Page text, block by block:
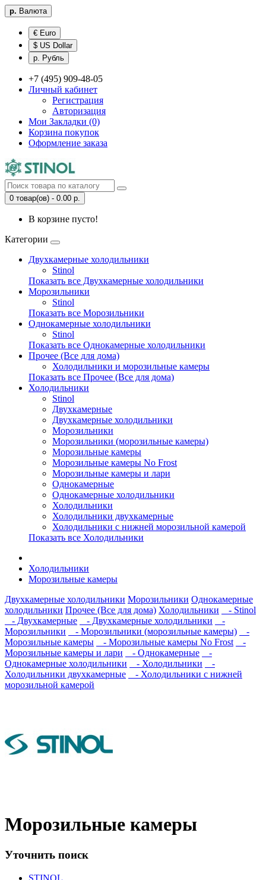
р. Валюта
€ Euro
$ US Dollar
р. Рубль
+7 (495) 909-48-05
Личный кабинет
Регистрация
Авторизация
Мои Закладки (0)
Корзина покупок
Оформление заказа
0 товар(ов) - 0.00 р.
В корзине пусто!
Категории
Двухкамерные холодильники
Stinol
Показать все Двухкамерные холодильники
Морозильники
Stinol
Показать все Морозильники
Однокамерные холодильники
Stinol
Показать все Однокамерные холодильники
Прочее (Все для дома)
Холодильники и морозильные камеры
Показать все Прочее (Все для дома)
Холодильники
Stinol
Двухкамерные
Двухкамерные холодильники
Морозильники
Морозильники (морозильные камеры)
Морозильные камеры
Морозильные камеры No Frost
Морозильные камеры и лари
Однокамерные
Однокамерные холодильники
Холодильники
Холодильники двухкамерные
Холодильники с нижней морозильной камерой
Показать все Холодильники
Холодильники
Морозильные камеры
Двухкамерные холодильники Морозильники Однокамерные
холодильники Прочее (Все для дома) Холодильники
- Stinol
- Двухкамерные
- Двухкамерные холодильники
-
Морозильники
- Морозильники (морозильные камеры)
-
Морозильные камеры
- Морозильные камеры No Frost
-
Морозильные камеры и лари
- Однокамерные
-
Однокамерные холодильники
- Холодильники
-
Холодильники двухкамерные
- Холодильники с нижней
морозильной камерой
Морозильные камеры
Уточнить поиск
STINOL